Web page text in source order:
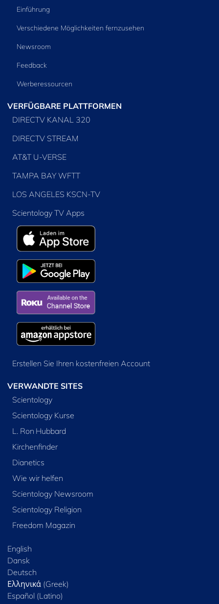
Einführung
Verschiedene Möglichkeiten fernzusehen
Newsroom
Feedback
Werberessourcen
VERFÜGBARE PLATTFORMEN
DIRECTV KANAL 320
DIRECTV STREAM
AT&T U-VERSE
TAMPA BAY WFTT
LOS ANGELES KSCN-TV
Scientology TV Apps
Erstellen Sie Ihren kostenfreien Account
VERWANDTE SITES
Scientology
Scientology Kurse
L. Ron Hubbard
Kirchenfinder
Dianetics
Wie wir helfen
Scientology Newsroom
Scientology Religion
Freedom Magazin
English
Dansk
Deutsch
Ελληνικά (Greek)
Español (Latino)